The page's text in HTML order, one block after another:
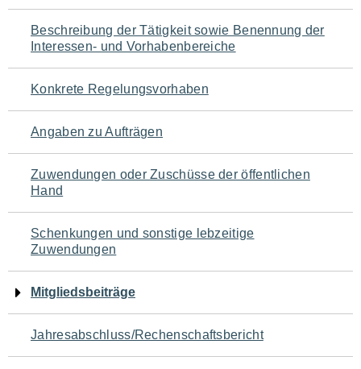
für
den
Seiteninhalt
Beschreibung der Tätigkeit sowie Benennung der
Interessen- und Vorhabenbereiche
Konkrete Regelungsvorhaben
Angaben zu Aufträgen
Zuwendungen oder Zuschüsse der öffentlichen
Hand
Schenkungen und sonstige lebzeitige
Zuwendungen
Mitgliedsbeiträge
Jahresabschluss/Rechenschaftsbericht